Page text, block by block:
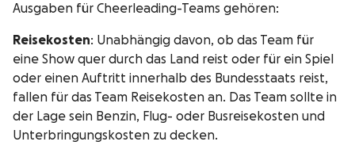
Ausgaben für Cheerleading-Teams gehören:
Reisekosten: Unabhängig davon, ob das Team für
eine Show quer durch das Land reist oder für ein Spiel
oder einen Auftritt innerhalb des Bundesstaats reist,
fallen für das Team Reisekosten an. Das Team sollte in
der Lage sein Benzin, Flug- oder Busreisekosten und
Unterbringungskosten zu decken.